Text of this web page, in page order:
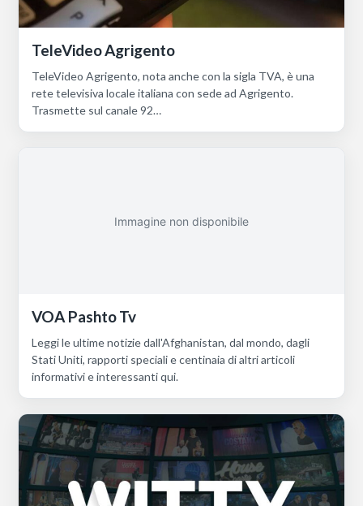
TeleVideo Agrigento
TeleVideo Agrigento, nota anche con la sigla TVA, è una
rete televisiva locale italiana con sede ad Agrigento.
Trasmette sul canale 92…
Immagine non disponibile
VOA Pashto Tv
Leggi le ultime notizie dall'Afghanistan, dal mondo, dagli
Stati Uniti, rapporti speciali e centinaia di altri articoli
informativi e interessanti qui.